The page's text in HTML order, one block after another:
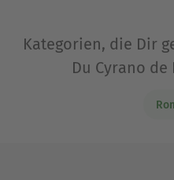
Kategorien, die Dir
Du Cyrano de